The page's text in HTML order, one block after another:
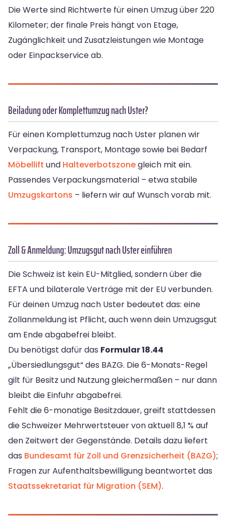
Die Werte sind Richtwerte für einen Umzug über 220
Kilometer; der finale Preis hängt von Etage,
Zugänglichkeit und Zusatzleistungen wie Montage
oder Einpackservice ab.
Beiladung oder Komplettumzug nach Uster?
Für einen Komplettumzug nach Uster planen wir
Verpackung, Transport, Montage sowie bei Bedarf
Möbellift und Halteverbotszonegleich mit ein.
Passendes Verpackungsmaterial – etwa stabile
Umzugskartons – liefern wir auf Wunsch vorab mit.
Zoll & Anmeldung: Umzugsgut nach Uster einführen
Die Schweiz ist kein EU-Mitglied, sondern über die
EFTA und bilaterale Verträge mit der EU verbunden.
Für deinen Umzug nach Uster bedeutet das: eine
Zollanmeldung ist Pflicht, auch wenn dein Umzugsgut
am Ende abgabefrei bleibt.
Du benötigst dafür das Formular 18.44
„Übersiedlungsgut“ des BAZG. Die 6-Monats-Regel
gilt für Besitz und Nutzung gleichermaßen – nur dann
bleibt die Einfuhr abgabefrei.
Fehlt die 6-monatige Besitzdauer, greift stattdessen
die Schweizer Mehrwertsteuer von aktuell 8,1 % auf
den Zeitwert der Gegenstände. Details dazu liefert
das Bundesamt für Zoll und Grenzsicherheit (BAZG);
Fragen zur Aufenthaltsbewilligung beantwortet das
Staatssekretariat für Migration (SEM).